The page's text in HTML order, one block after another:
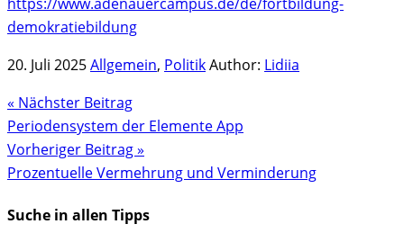
demokratiebildung
20. Juli 2025Allgemein, PolitikAuthor: Lidiia
« Nächster Beitrag
Periodensystem der Elemente App
Vorheriger Beitrag »
Prozentuelle Vermehrung und Verminderung
Suche in allen Tipps